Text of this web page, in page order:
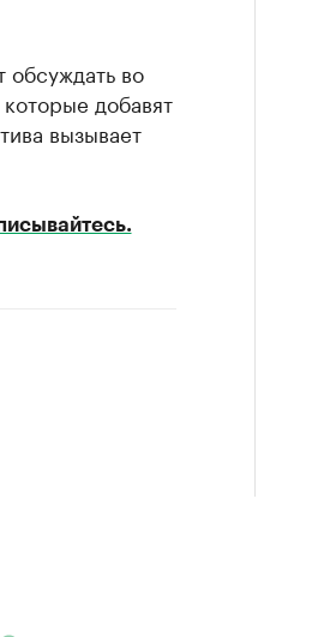
во
добавят
вызывает